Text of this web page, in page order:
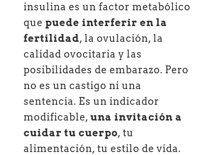
insulina es un factor metabólico
que puede interferir en la
fertilidad, la ovulación, la
calidad ovocitaria y las
posibilidades de embarazo. Pero
no es un castigo ni una
sentencia. Es un indicador
modificable,una invitación a
cuidar tu cuerpo, tu
alimentación, tu estilo de vida.